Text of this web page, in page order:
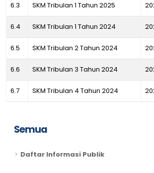
Semua
Daftar Informasi Publik
6.3 SKM Tribulan 1 Tahun 2025
6.4 SKM Tribulan 1 Tahun 2024
6.5 SKM Tribulan 2 Tahun 2024
6.6 SKM Tribulan 3 Tahun 2024
6.7 SKM Tribulan 4 Tahun 2024